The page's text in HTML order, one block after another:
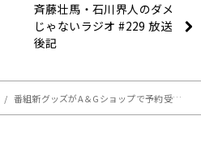
斉藤壮馬・石川界人のダメ
じゃないラジオ #229 放送
後記
番組新グッズがA＆Gショップで予約受付開始！【夕実＆梨沙のラフストーリーは突然に】